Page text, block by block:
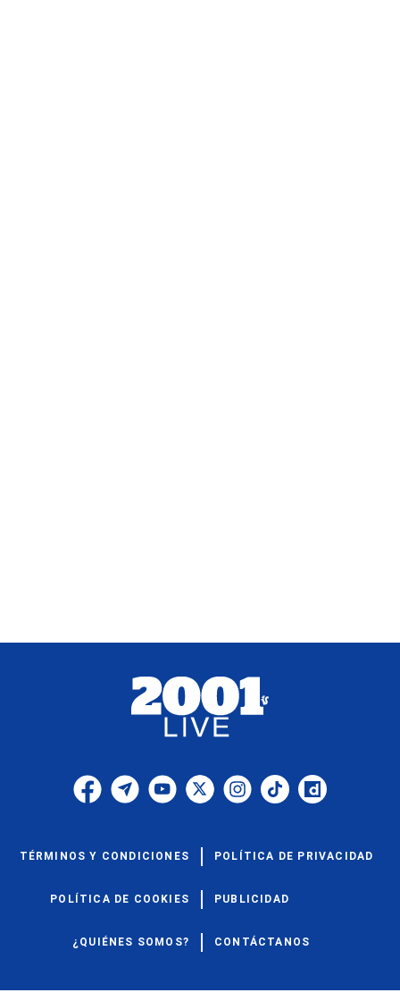
TÉRMINOS Y CONDICIONES POLÍTICA DE PRIVACIDAD
POLÍTICA DE COOKIES PUBLICIDAD
¿QUIÉNES SOMOS? CONTÁCTANOS